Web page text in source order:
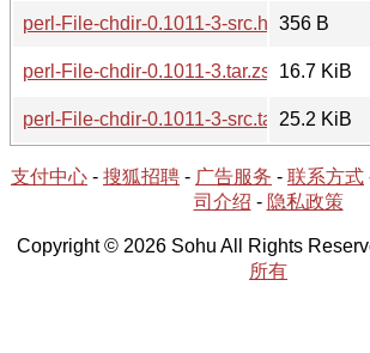
perl-File-chdir-0.1011-3-src.hint356 B
perl-File-chdir-0.1011-3.tar.zst
16.7 KiB
perl-File-chdir-0.1011-3-src.tar.zst25.2 KiB
支付中心 - 搜狐招聘 - 广告服务 - 联系方式
司介绍 - 隐私政策
Copyright © 2026 Sohu All Rights
所有